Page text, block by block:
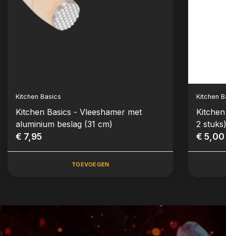
Kitchen Basics
Kitchen Basics - Vleeshamer met
aluminium beslag (31 cm)
€ 7,95
TOEVOEGEN
Kitchen
2
€ 5,00